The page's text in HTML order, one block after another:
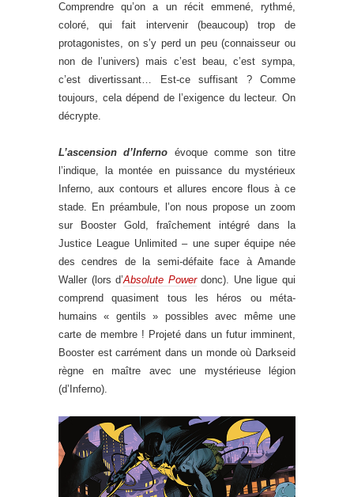
Comprendre qu’on a un récit emmené, rythmé,
coloré, qui fait intervenir (beaucoup) trop de
protagonistes, on s’y perd un peu (connaisseur ou
non de l’univers) mais c’est beau, c’est sympa,
c’est divertissant… Est-ce suffisant ? Comme
toujours, cela dépend de l’exigence du lecteur. On
décrypte.
L’ascension d’Inferno évoque comme son titre
l’indique, la montée en puissance du mystérieux
Inferno, aux contours et allures encore flous à ce
stade. En préambule, l’on nous propose un zoom
sur Booster Gold, fraîchement intégré dans la
Justice League Unlimited – une super équipe née
des cendres de la semi-défaite face à Amande
Waller (lors d’Absolute Powerdonc). Une ligue qui
comprend quasiment tous les héros ou méta-
humains « gentils » possibles avec même une
carte de membre ! Projeté dans un futur imminent,
Booster est carrément dans un monde où Darkseid
règne en maître avec une mystérieuse légion
(d’Inferno).